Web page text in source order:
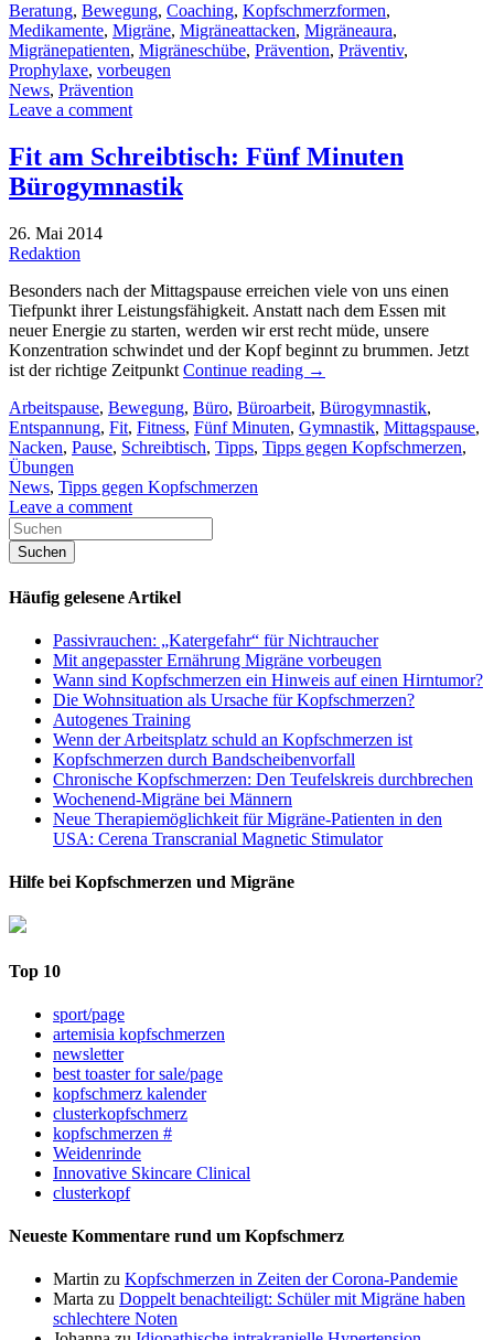
Beratung, Bewegung, Coaching, Kopfschmerzformen,
Medikamente, Migräne, Migräneattacken, Migräneaura,
Migränepatienten, Migräneschübe, Prävention, Präventiv,
Prophylaxe, vorbeugen
News, Prävention
Leave a comment
Fit am Schreibtisch: Fünf Minuten
Bürogymnastik
26. Mai 2014
Redaktion
Besonders nach der Mittagspause erreichen viele von uns einen
Tiefpunkt ihrer Leistungsfähigkeit. Anstatt nach dem Essen mit
neuer Energie zu starten, werden wir erst recht müde, unsere
Konzentration schwindet und der Kopf beginnt zu brummen. Jetzt
ist der richtige Zeitpunkt Continue reading →
Arbeitspause, Bewegung, Büro, Büroarbeit, Bürogymnastik,
Entspannung, Fit, Fitness, Fünf Minuten, Gymnastik, Mittagspause,
Nacken, Pause, Schreibtisch, Tipps, Tipps gegen Kopfschmerzen,
Übungen
News, Tipps gegen Kopfschmerzen
Leave a comment
Häufig gelesene Artikel
Passivrauchen: „Katergefahr“ für Nichtraucher
Mit angepasster Ernährung Migräne vorbeugen
Wann sind Kopfschmerzen ein Hinweis auf einen Hirntumor?
Die Wohnsituation als Ursache für Kopfschmerzen?
Autogenes Training
Wenn der Arbeitsplatz schuld an Kopfschmerzen ist
Kopfschmerzen durch Bandscheibenvorfall
Chronische Kopfschmerzen: Den Teufelskreis durchbrechen
Wochenend-Migräne bei Männern
Neue Therapiemöglichkeit für Migräne-Patienten in den
USA: Cerena Transcranial Magnetic Stimulator
Hilfe bei Kopfschmerzen und Migräne
Top 10
sport/page
artemisia kopfschmerzen
newsletter
best toaster for sale/page
kopfschmerz kalender
clusterkopfschmerz
kopfschmerzen #
Weidenrinde
Innovative Skincare Clinical
clusterkopf
Neueste Kommentare rund um Kopfschmerz
Martin zu Kopfschmerzen in Zeiten der Corona-Pandemie
Marta zu Doppelt benachteiligt: Schüler mit Migräne haben
schlechtere Noten